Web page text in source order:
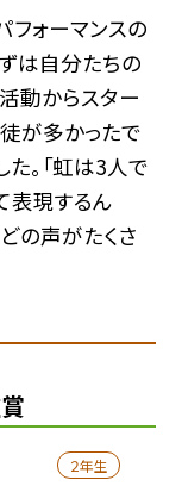
フォーマンスの
は自分たちの
動からスター
が多かったで
。「虹は3人で
表現するん
どの声がたくさ
２年生